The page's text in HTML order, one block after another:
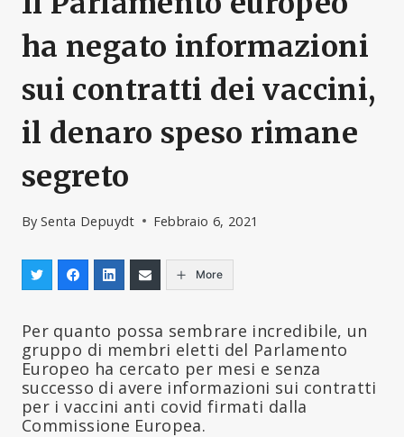
ha negato informazioni
sui contratti dei vaccini,
il denaro speso rimane
segreto
By Senta Depuydt Febbraio 6, 2021
More
Per quanto possa sembrare incredibile, un
gruppo di membri eletti del Parlamento
Europeo ha cercato per mesi e senza
successo di avere informazioni sui contratti
per i vaccini anti covid firmati dalla
Commissione Europea.